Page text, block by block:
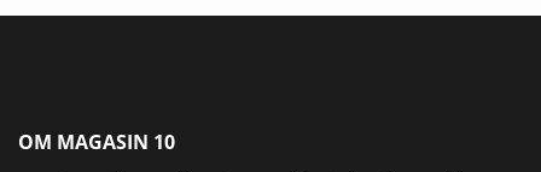
OM MAGASIN 10